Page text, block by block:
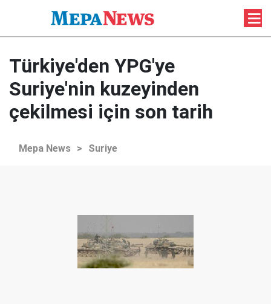
Türkiye'den YPG'ye
Suriye'nin kuzeyinden
çekilmesi için son tarih
Mepa News > Suriye